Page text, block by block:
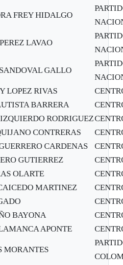
FREY HIDALGO
LAVAO
GALLO
LOPEZ RIVAS
BARRERA
RODRIGUEZ
CONTRERAS
CARDENAS
GUTIERREZ
OLARTE
MARTINEZ
BAYONA
APONTE
MORANTES